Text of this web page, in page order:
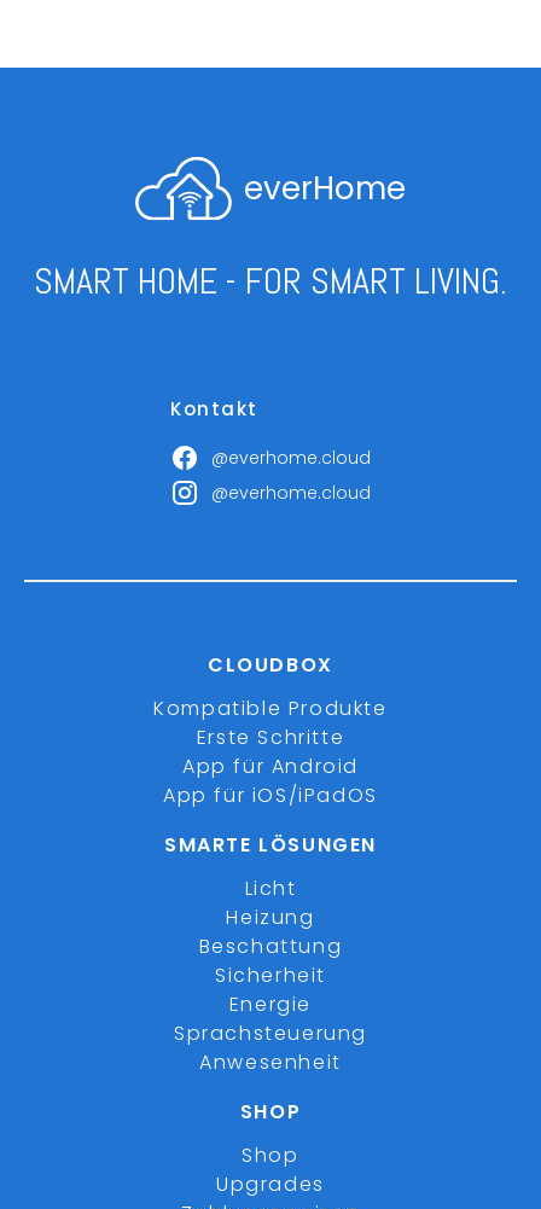
everHome
SMART HOME - FOR SMART LIVING.
Kontakt
@everhome.cloud
@everhome.cloud
CLOUDBOX
Kompatible Produkte
Erste Schritte
App für Android
App für iOS/iPadOS
SMARTE LÖSUNGEN
Licht
Heizung
Beschattung
Sicherheit
Energie
Sprachsteuerung
Anwesenheit
SHOP
Shop
Upgrades